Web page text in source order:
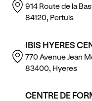
914 Route de la
84120, Pertuis
IBIS HYERES
770 Avenue Jean
83400, Hyeres
CENTRE DE